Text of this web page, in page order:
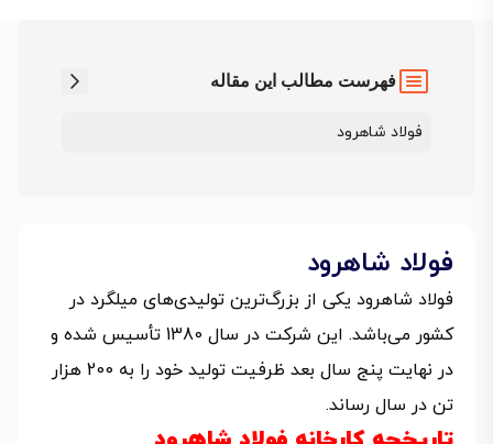
فهرست مطالب این مقاله
فولاد شاهرود
فولاد شاهرود
فولاد شاهرود یکی از بزرگ‌ترین تولیدی‌های میلگرد در
کشور می‌باشد. این شرکت در سال 1380 تأسیس شده و
در نهایت پنج سال بعد ظرفیت تولید خود را به 200 هزار
تن در سال رساند.